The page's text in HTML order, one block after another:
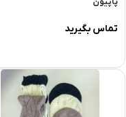
تماس بگیرید